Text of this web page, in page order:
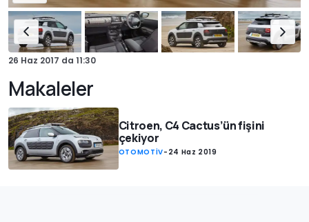
26 Haz 2017 da 11:30
Makaleler
Citroen, C4 Cactus’ün fişini
çekiyor
OTOMOTİV- 24 Haz 2019